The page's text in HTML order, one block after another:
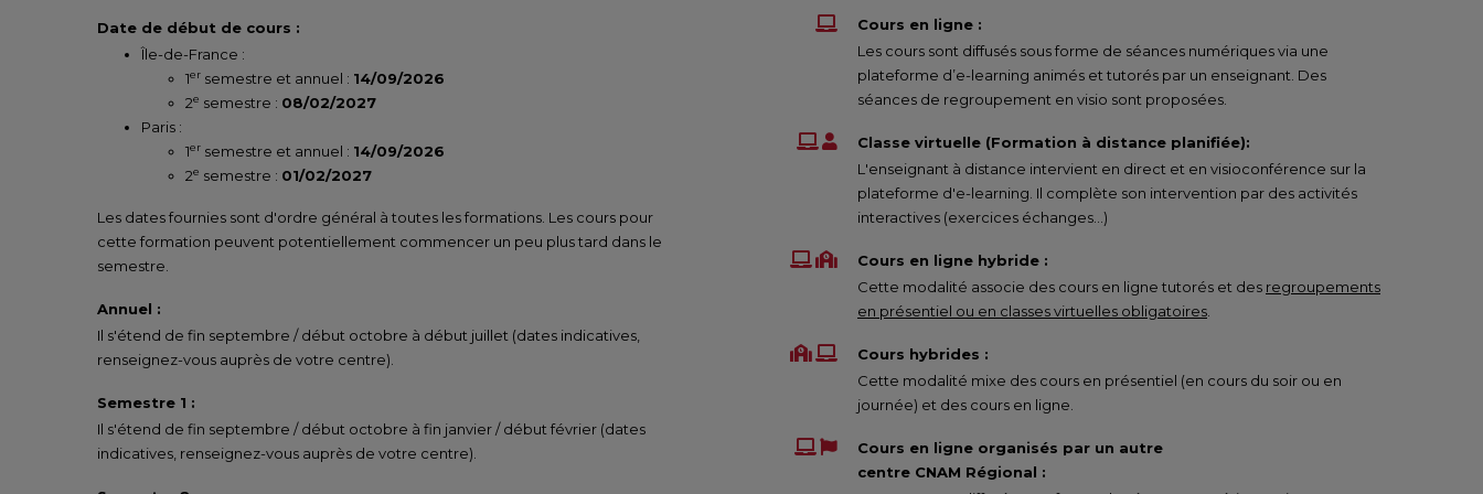
Date de début de cours :
Île-de-France :
1er semestre et annuel : 14/09/2026
2e semestre : 08/02/2027
Paris :
1er semestre et annuel : 14/09/2026
2e semestre : 01/02/2027
Les dates fournies sont d'ordre général à toutes les formations. Les cours pour
cette formation peuvent potentiellement commencer un peu plus tard dans le
semestre.
Annuel :
Il s'étend de fin septembre / début octobre à début juillet (dates indicatives,
renseignez-vous auprès de votre centre).
Semestre 1 :
Il s'étend de fin septembre / début octobre à fin janvier / début février (dates
indicatives, renseignez-vous auprès de votre centre).
Cours en ligne :
Les cours sont diffusés sous forme de séances numériques via une
plateforme d’e-learning animés et tutorés par un enseignant. Des
séances de regroupement en visio sont proposées.
Classe virtuelle (Formation à distance planifiée):
L'enseignant à distance intervient en direct et en visioconférence sur la
plateforme d'e-learning. Il complète son intervention par des activités
interactives (exercices échanges…)
Cours en ligne hybride :
Cette modalité associe des cours en ligne tutorés et des regroupements
en présentiel ou en classes virtuelles obligatoires
Cours hybrides :
Cette modalité mixe des cours en présentiel (en cours du soir ou en
journée) et des cours en ligne.
Cours en ligne organisés par un autre
centre CNAM Régional :